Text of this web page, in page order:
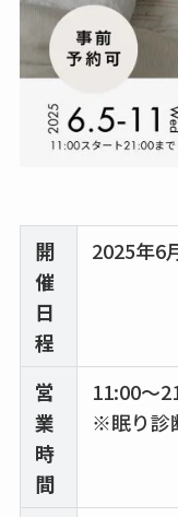
開
催
日
程
2025年6
営
業
時
間
11:00〜
※眠り診